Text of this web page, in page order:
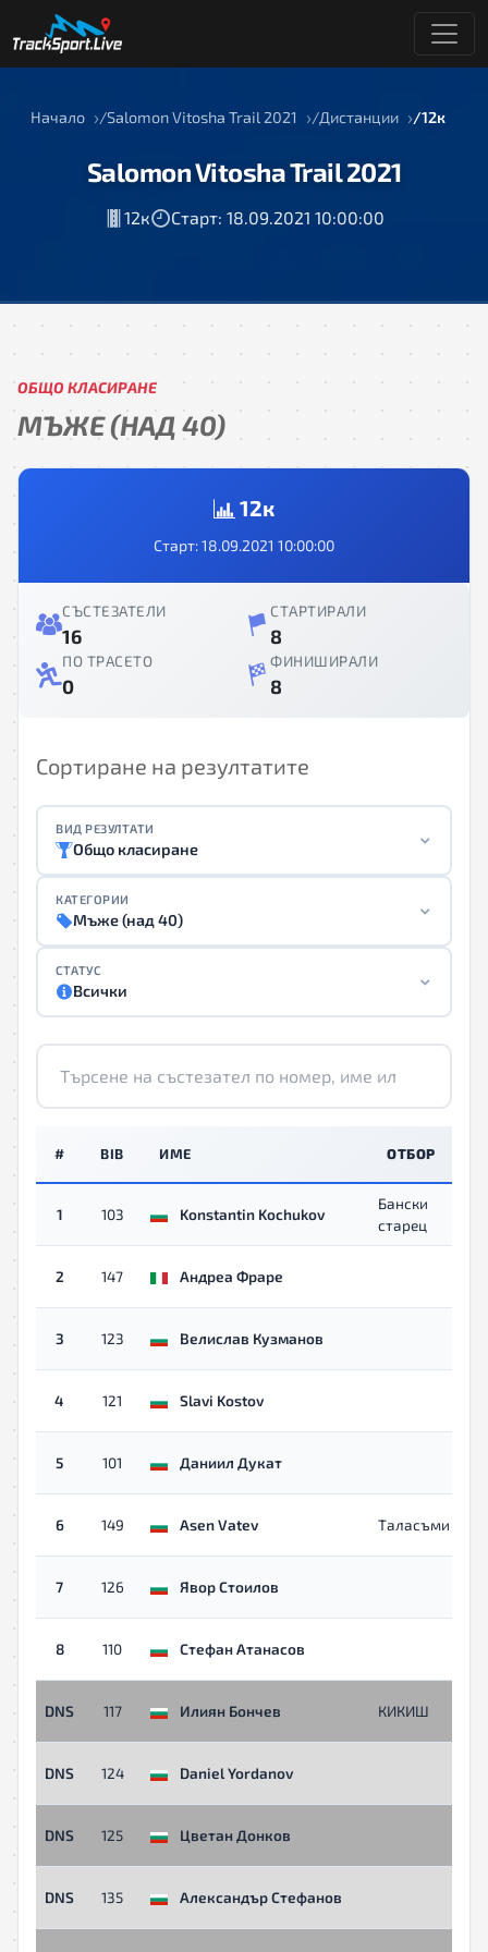
Начало Salomon Vitosha Trail 2021 Дистанции 12к
Salomon Vitosha Trail 2021
12к Старт: 18.09.2021 10:00:00
ОБЩО КЛАСИРАНЕ
МЪЖЕ (НАД 40)
12к
Старт: 18.09.2021 10:00:00
СЪСТЕЗАТЕЛИ
16
СТАРТИРАЛИ
8
ПО ТРАСЕТО
0
ФИНИШИРАЛИ
8
Сортиране на резултатите
ВИД РЕЗУЛТАТИ
Общо класиране
КАТЕГОРИИ
Мъже (над 40)
СТАТУС
Всички
# BIB ИМЕ ОТБОР
1 103 Konstantin Kochukov
Бански
старец
2 147 Андреа Фраре
3 123 Велислав Кузманов
4 121 Slavi Kostov
5 101 Даниил Дукат
6 149 Asen Vatev Таласъми
7 126 Явор Стоилов
8 110 Стефан Атанасов
DNS 117 Илиян Бончев КИКИШ
DNS 124 Daniel Yordanov
DNS 125 Цветан Донков
DNS 135 Александър Стефанов